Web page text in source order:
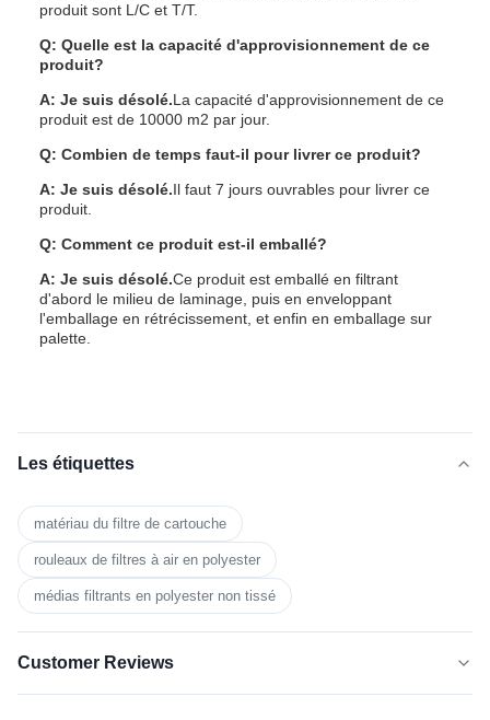
produit sont L/C et T/T.
Q: Quelle est la capacité d'approvisionnement de ce
produit?
A: Je suis désolé.La capacité d'approvisionnement de ce
produit est de 10000 m2 par jour.
Q: Combien de temps faut-il pour livrer ce produit?
A: Je suis désolé.Il faut 7 jours ouvrables pour livrer ce
produit.
Q: Comment ce produit est-il emballé?
A: Je suis désolé.Ce produit est emballé en filtrant
d'abord le milieu de laminage, puis en enveloppant
l'emballage en rétrécissement, et enfin en emballage sur
palette.
Les étiquettes
matériau du filtre de cartouche
rouleaux de filtres à air en polyester
médias filtrants en polyester non tissé
Customer Reviews